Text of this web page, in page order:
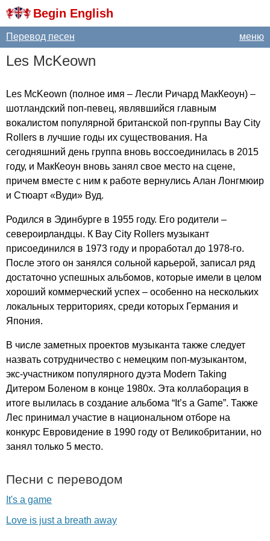
Begin English
меню
Перевод песен
Les McKeown
Les McKeown (полное имя – Лесли Ричард МакКеоун) –
шотландский поп-певец, являвшийся главным
вокалистом популярной британской поп-группы Bay City
Rollers в лучшие годы их существования. На
сегодняшний день группа вновь воссоединилась в 2015
году, и МакКеоун вновь занял свое место на сцене,
причем вместе с ним к работе вернулись Алан Лонгмюир
и Стюарт «Вуди» Вуд.
Родился в Эдинбурге в 1955 году. Его родители –
североирландцы. К Bay City Rollers музыкант
присоединился в 1973 году и проработал до 1978-го.
После этого он занялся сольной карьерой, записал ряд
достаточно успешных альбомов, которые имели в целом
хороший коммерческий успех – особенно на нескольких
локальных территориях, среди которых Германия и
Япония.
В числе заметных проектов музыканта также следует
назвать сотрудничество с немецким поп-музыкантом,
экс-участником популярного дуэта Modern Taking
Дитером Боленом в конце 1980х. Эта коллаборация в
итоге вылилась в создание альбома “ It’s a Game”. Также
Лес принимал участие в национальном отборе на
конкурс Евровидение в 1990 году от Великобритании, но
занял только 5 место.
Песни с переводом
It's a game
Love is just a breath away